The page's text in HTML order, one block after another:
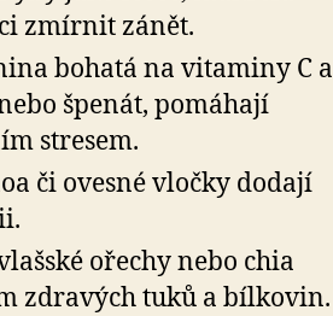
zmírnit zánět.
bohatá na vitaminy C a
špenát, pomáhají
stresem.
či ovesné vločky dodají
ořechy nebo chia
zdravých tuků a bílkovin.